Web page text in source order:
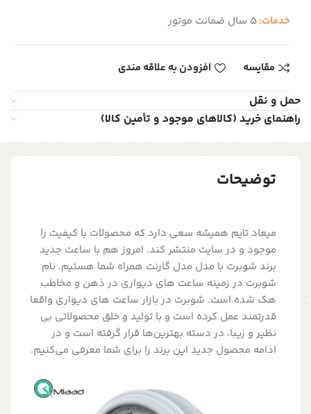
خدمات:5 سال ضمانت موتور
مقایسه افزودن به علاقه مندی
حمل و نقل
راهنمای خرید (کالاهای موجود و تأمین کالا)
توضیحات
میعاد تایم همیشه سعی دارد که محصولات با کیفیت را
موجود و در سایت منتشر کند. امروز هم با ساعت جدید
برند شوبرت با مدل مدل گارنت همراه شما هستیم. نام
شوبرت در زمینه ساعت های دیواری در ذهن و مخاطب
هک شده است. شوبرت در بازار ساعت های دیواری واقعا
قدرتمند عمل کرده است و با تولید و خلق محصولاتی بی
نظیر و زیبا، در دسته بهترین‌ها قرار گرفته است و در
ادامه محصول جدید این برند را برای شما معرفی می‌کنیم.